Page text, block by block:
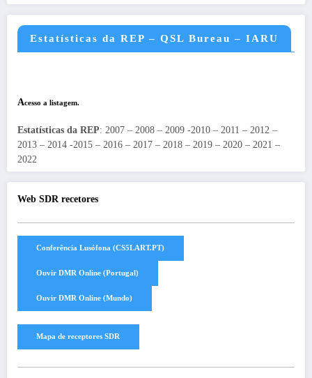
Estatísticas da REP – QSL Bureau – IARU
Acesso a listagem.
Estatísticas da REP: 2007 – 2008 – 2009 -2010 – 2011 – 2012 –
2013 – 2014 -2015 – 2016 – 2017 – 2018 – 2019 – 2020 – 2021 –
2022
Web SDR recetores